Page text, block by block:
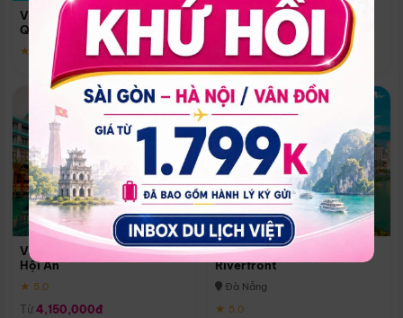
Vinpearl Resort & Spa Phu
Quoc
★ 5.0
Quoc
Phú Quốc
★ 5.0
Vinpearl Resort & Golf Nam
Hội An
★ 5.0
Từ 4,150,000đ
Melia Vinpearl Danang
Riverfront
Đà Nẵng
★ 5.0